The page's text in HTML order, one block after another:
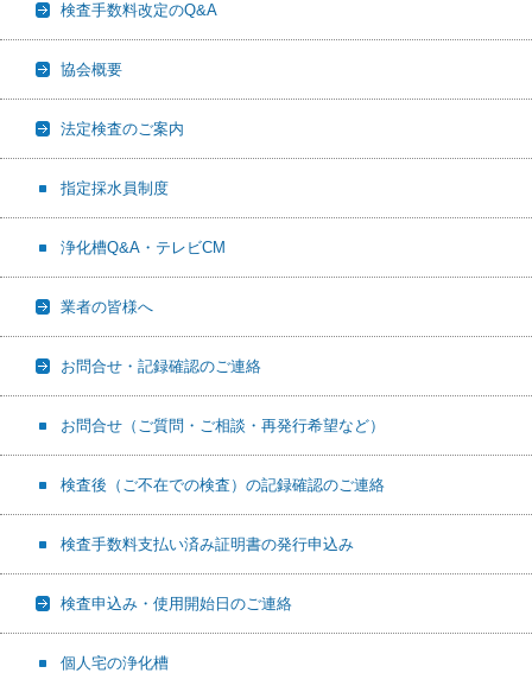
検査手数料改定のQ&A
協会概要
法定検査のご案内
指定採水員制度
浄化槽Q&A・テレビCM
業者の皆様へ
お問合せ・記録確認のご連絡
お問合せ（ご質問・ご相談・再発行希望など）
検査後（ご不在での検査）の記録確認のご連絡
検査手数料支払い済み証明書の発行申込み
検査申込み・使用開始日のご連絡
個人宅の浄化槽